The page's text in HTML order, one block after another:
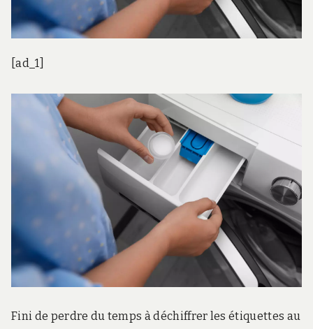
[ad_1]
Fini de perdre du temps à déchiffrer les étiquettes au